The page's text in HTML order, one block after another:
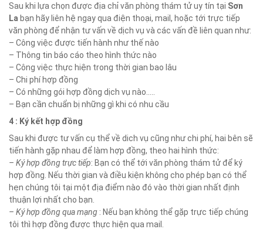
Sau khi lựa chọn được địa chỉ văn phòng thám tử uy tín tại Sơn
La bạn hãy liên hệ ngay qua điện thoại, mail, hoặc tới trực tiếp
văn phòng để nhận tư vấn về dịch vụ và các vấn đề liên quan như:
– Công việc được tiến hành như thế nào
– Thông tin báo cáo theo hình thức nào
– Công việc thực hiện trong thời gian bao lâu
– Chi phí hợp đồng
– Có những gói hợp đồng dịch vụ nào…..
– Bạn cần chuẩn bị những gì khi có nhu cầu
4 : Ký kết hợp đồng
Sau khi được tư vấn cụ thể về dich vụ cũng như chi phí, hai bên sẽ
tiến hành gặp nhau để làm hợp đồng, theo hai hình thức:
– Ký hợp đồng trực tiếp: Bạn có thể tới văn phòng thám tử để ký
hợp đồng. Nếu thời gian và điều kiện không cho phép bạn có thể
hẹn chúng tôi tại một địa điểm nào đó vào thời gian nhất định
thuận lợi nhất cho bạn.
– Ký hợp đồng qua mạng : Nếu bạn không thể gặp trực tiếp chúng
tôi thì hợp đồng được thực hiện qua mail.